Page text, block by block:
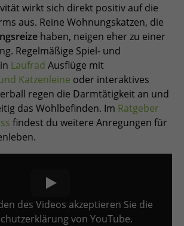
wirkt sich direkt positiv auf die
aus. Reine Wohnungskatzen, die
haben, neigen eher zu einer
Regelmäßige Spiel- und
Laufrad Ausflüge mit
Katzenleine oder interaktives
regen die Darmtätigkeit an und
das Wohlbefinden. Im Ratgeber
findest du weitere Anregungen für
des Videos akzeptieren Sie die
von YouTube.